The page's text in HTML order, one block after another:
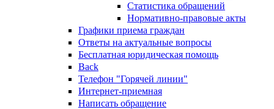
Статистика обращений
Нормативно-правовые акты
Графики приема граждан
Ответы на актуальные вопросы
Бесплатная юридическая помощь
Back
Телефон "Горячей линии"
Интернет-приемная
Написать обращение